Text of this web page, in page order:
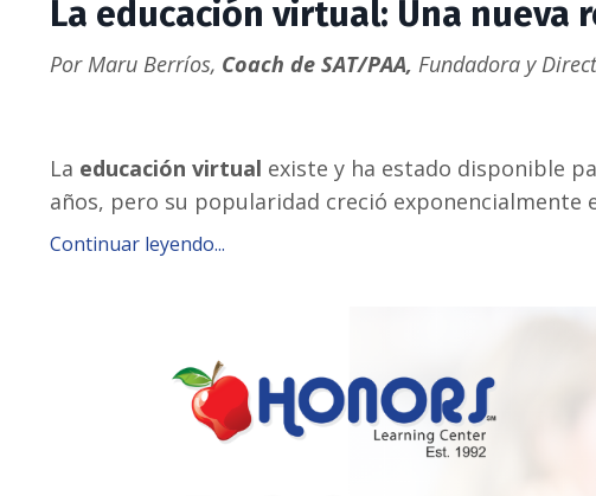
La educación virtual: Una nueva
Por Maru Berríos, Coach de SAT/PAA, Fundadora y
La educación virtual existe y ha estado disponible
años, pero su popularidad creció exponencialmente
Continuar leyendo...